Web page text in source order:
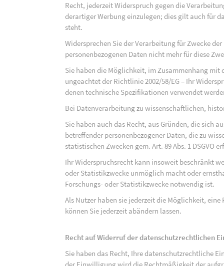
Recht, jederzeit Widerspruch gegen die
derartiger Werbung einzulegen; dies gilt auch für
steht.
Widersprechen Sie der Verarbeitung für Zwecke
personenbezogenen Daten nicht mehr für diese
Sie haben die Möglichkeit, im Zusammenhang
ungeachtet der Richtlinie 2002/58/EG – Ihr
denen technische Spezifikationen verwendet
Bei Datenverarbeitung zu wissenschaftlichen,
Sie haben auch das Recht, aus Gründen, die sich
betreffender personenbezogener Daten, die zu
statistischen Zwecken gem. Art. 89 Abs. 1 DSGVO
Ihr Widerspruchsrecht kann insoweit beschränkt
oder Statistikzwecke unmöglich macht oder
Forschungs- oder Statistikzwecke notwendig ist.
Als Nutzer haben sie jederzeit die Möglichkeit,
können Sie jederzeit abändern lassen.
Recht auf Widerruf der datenschutzrechtlichen
Sie haben das Recht, Ihre datenschutzrechtliche